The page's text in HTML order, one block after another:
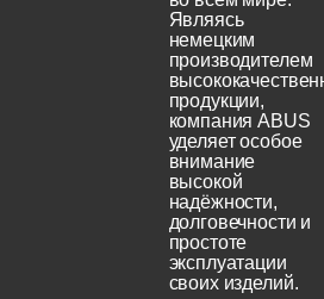
Являясь
немецким
производителем
продукции,
компания ABUS
уделяет особое
внимание
высокой
надёжности,
долговечности и
простоте
эксплуатации
своих изделий.